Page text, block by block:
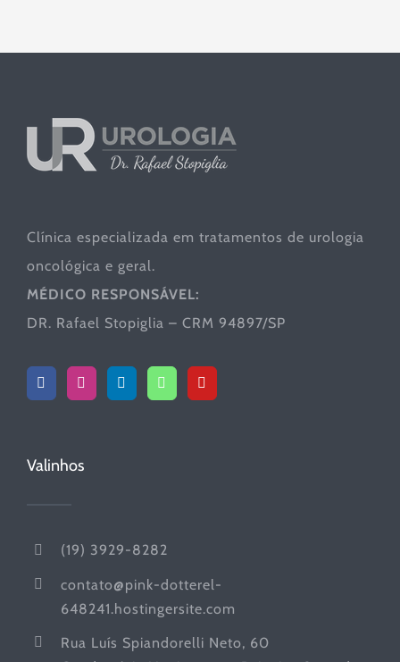
Clínica especializada em tratamentos de urologia
oncológica e geral.
MÉDICO RESPONSÁVEL:
DR. Rafael Stopiglia – CRM 94897/SP
Valinhos
(19) 3929-8282
contato@pink-dotterel-
648241.hostingersite.com
Rua Luís Spiandorelli Neto, 60